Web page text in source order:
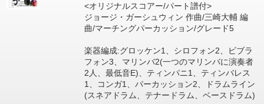
<オリジナルスコアー/パート譜付>
ジョージ・ガーシュウィン 作曲/三崎大輔 編
曲/マーチングパーカッション/グレード5
楽器編成:グロッケン1、シロフォン2、ビブラ
フォン3、マリンバ2(一つのマリンバに演奏者
2人、最低音E)、ティンパニ1、ティンバレス
1、コンガ1、パーカッション2、ドラムライン
(スネアドラム、テナードラム、ベースドラム)